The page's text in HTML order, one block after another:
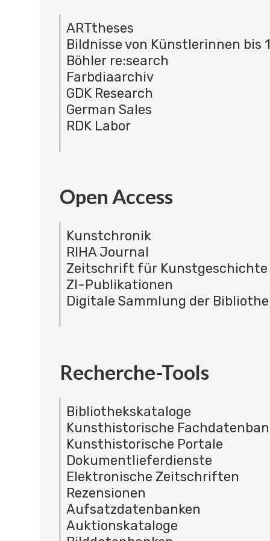
ARTtheses
Bildnisse von Künstlerinnen bis
Böhler re:search
Farbdiaarchiv
GDK Research
German Sales
RDK Labor
Open Access
Kunstchronik
RIHA Journal
Zeitschrift für Kunstgeschichte
ZI-Publikationen
Digitale Sammlung der
Recherche-Tools
Bibliothekskataloge
Kunsthistorische
Kunsthistorische Portale
Dokumentlieferdienste
Elektronische Zeitschriften
Rezensionen
Aufsatzdatenbanken
Auktionskataloge